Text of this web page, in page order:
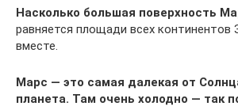
Насколько большая поверхность
равняется площади всех континентов
вместе.
Марс — это самая далекая от
планета. Там очень холодно — так